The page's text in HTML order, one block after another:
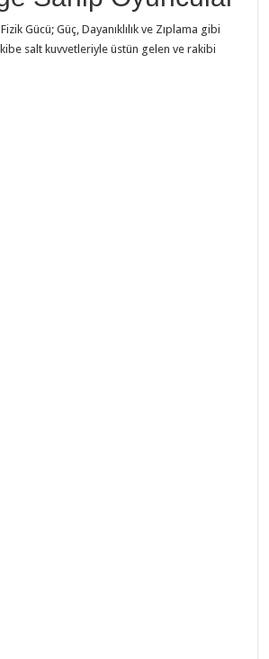
Gücü; Güç, Dayanıklılık ve Zıplama gibi
salt kuvvetleriyle üstün gelen ve rakibi